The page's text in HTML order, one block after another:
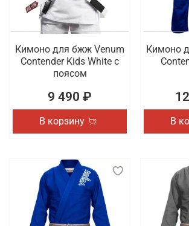
Кимоно для бжж Venum
Contender Kids White с
поясом
9 490 ₽
В корзину
Кимоно
В